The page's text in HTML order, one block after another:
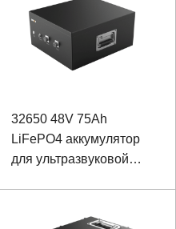
32650 48V 75Ah
LiFePO4 аккумулятор
для ультразвуковой